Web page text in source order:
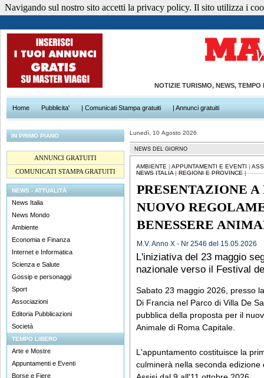
NOTIZIE TURISMO, NEWS,
Home Pubblicita' | Comunicati Stampa gratuiti | Annunci gratuiti
IN PRIMO PIANO
ANNUNCI GRATUITI
COMUNICATI STAMPA GRATUITI
NEWS - ATTUALITÀ
News Italia
News Mondo
Ambiente
Economia e Finanza
Internet e Informatica
Scienza e Salute
Gossip e personaggi
Sport
Associazioni
Editoria Pubblicazioni
Società
TEMPO LIBERO
Arte e Mostre
Appuntamenti e Eventi
Borse e Fiere
Lunedì, 10 Agosto 2026
NEWS DEL GIORNO
AMBIENTE | APPUNTAMENTI E EVENTI |
NEWS ITALIA|REGIONI E PROVINCE|
PRESENTAZIONE
NUOVO
BENESSERE
M.V. Anno X - Nr 2546 del 15.05.2026
L'iniziativa del 23 maggio
nazionale verso il Festival
Sabato 23 maggio 2026, presso
Di Francia nel Parco di Villa De
pubblica della proposta per il
Animale di Roma Capitale.
L'appuntamento costituisce la
culminerà nella seconda
Navigando sul nostro sito accetti la privacy policy. Il sito utilizza i